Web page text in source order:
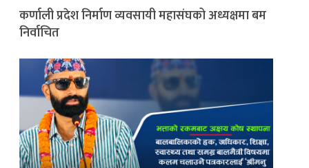
कर्णाली प्रदेश निर्माण व्यवसायी महासंघको अध्यक्षमा बम
निर्वाचित